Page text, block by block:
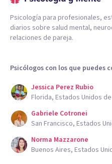
Psicología para profesionales,
diarios sobre salud mental,
relaciones de pareja.
Psicólogos con los que puedes
Jessica Perez Rubio
Florida, Estados Unidos
Gabriele Cotronei
San Francisco, Estados
Norma Mazzarone
Buenos Aires, Estados